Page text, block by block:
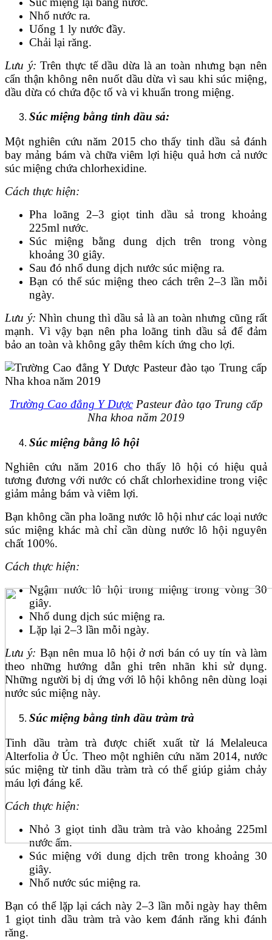
Nhổ nước ra.
Uống 1 ly nước đầy.
Chải lại răng.
Lưu ý: Trên thực tế dầu dừa là an toàn nhưng bạn nên
cẩn thận không nên nuốt dầu dừa vì sau khi súc miệng,
dầu dừa có chứa độc tố và vi khuẩn trong miệng.
Súc miệng bằng tinh dầu sả:
Một nghiên cứu năm 2015 cho thấy tinh dầu sả đánh
bay mảng bám và chữa viêm lợi hiệu quả hơn cả nước
súc miệng chứa chlorhexidine.
Cách thực hiện:
Pha loãng 2–3 giọt tinh dầu sả trong khoảng
225ml nước.
Súc miệng bằng dung dịch trên trong vòng
khoảng 30 giây.
Sau đó nhổ dung dịch nước súc miệng ra.
Bạn có thể súc miệng theo cách trên 2–3 lần mỗi
ngày.
Lưu ý: Nhìn chung thì dầu sả là an toàn nhưng cũng rất
mạnh. Vì vậy bạn nên pha loãng tinh dầu sả để đảm
bảo an toàn và không gây thêm kích ứng cho lợi.
Trường Cao đẳng Y DượcPasteur đào tạo Trung cấp
Nha khoa năm 2019
Súc miệng bằng lô hội
Nghiên cứu năm 2016 cho thấy lô hội có hiệu quả
tương đương với nước có chất chlorhexidine trong việc
giảm mảng bám và viêm lợi.
Bạn không cần pha loãng nước lô hội như các loại nước
súc miệng khác mà chỉ cần dùng nước lô hội nguyên
chất 100%.
Cách thực hiện:
Ngậm nước lô hội trong miệng trong vòng 30
giây.
Nhổ dung dịch súc miệng ra.
Lặp lại 2–3 lần mỗi ngày.
Lưu ý: Bạn nên mua lô hội ở nơi bán có uy tín và làm
theo những hướng dẫn ghi trên nhãn khi sử dụng.
Những người bị dị ứng với lô hội không nên dùng loại
nước súc miệng này.
Súc miệng bằng tinh dầu tràm trà
Tinh dầu tràm trà được chiết xuất từ lá Melaleuca
Alterfolia ở Úc. Theo một nghiên cứu năm 2014, nước
súc miệng từ tinh dầu tràm trà có thể giúp giảm chảy
máu lợi đáng kể.
Cách thực hiện:
Nhỏ 3 giọt tinh dầu tràm trà vào khoảng 225ml
nước ấm.
Súc miệng với dung dịch trên trong khoảng 30
giây.
Nhổ nước súc miệng ra.
Bạn có thể lặp lại cách này 2–3 lần mỗi ngày hay thêm
1 giọt tinh dầu tràm trà vào kem đánh răng khi đánh
răng.